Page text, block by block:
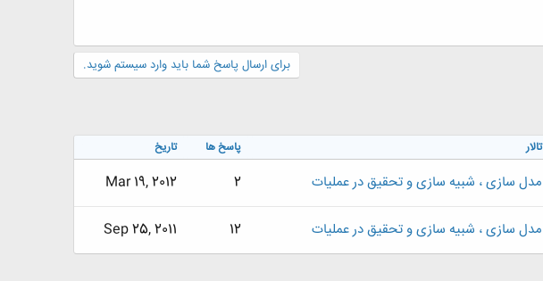
برای ارسال پاسخ شما باید وارد سیستم شوید.
تالار پاسخ ها تاریخ
مدل سازی ، شبيه سازی و تحقيق در عمليات 2
Mar 19, 2012
مدل سازی ، شبيه سازی و تحقيق در عمليات 12
Sep 25, 2011